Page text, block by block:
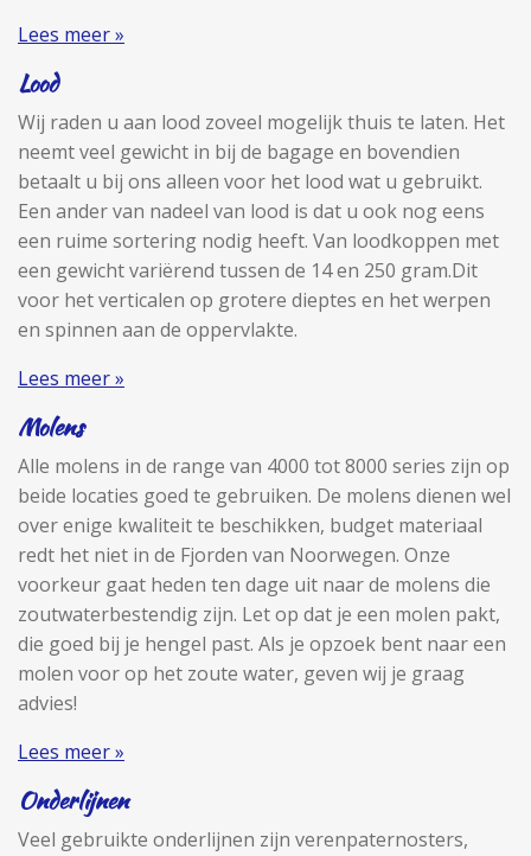
Lees meer »
Lood
Wij raden u aan lood zoveel mogelijk thuis te laten. Het
neemt veel gewicht in bij de bagage en bovendien
betaalt u bij ons alleen voor het lood wat u gebruikt.
Een ander van nadeel van lood is dat u ook nog eens
een ruime sortering nodig heeft. Van loodkoppen met
een gewicht variërend tussen de 14 en 250 gram.Dit
voor het verticalen op grotere dieptes en het werpen
en spinnen aan de oppervlakte.
Lees meer »
Molens
Alle molens in de range van 4000 tot 8000 series zijn op
beide locaties goed te gebruiken. De molens dienen wel
over enige kwaliteit te beschikken, budget materiaal
redt het niet in de Fjorden van Noorwegen. Onze
voorkeur gaat heden ten dage uit naar de molens die
zoutwaterbestendig zijn. Let op dat je een molen pakt,
die goed bij je hengel past. Als je opzoek bent naar een
molen voor op het zoute water, geven wij je graag
advies!
Lees meer »
Onderlijnen
Veel gebruikte onderlijnen zijn verenpaternosters,